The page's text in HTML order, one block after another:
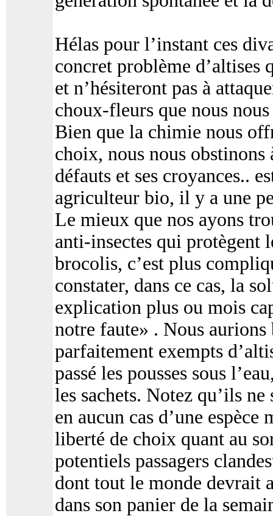
Hélas pour l’instant ces
concret problème d’altises
et n’hésiteront pas à
choux-fleurs que nous
Bien que la chimie nous
choix, nous nous obstinons
défauts et ses croyances..
agriculteur bio, il y a une
Le mieux que nos ayons
anti-insectes qui protègent
brocolis, c’est plus
constater, dans ce cas, la
explication plus ou mois
notre faute» . Nous
parfaitement exempts
passé les pousses sous
les sachets. Notez qu’ils
en aucun cas d’une
liberté de choix quant au
potentiels passagers
dont tout le monde devrait
dans son panier de la